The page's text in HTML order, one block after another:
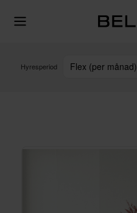
Hyresperiod Flex (per månad)